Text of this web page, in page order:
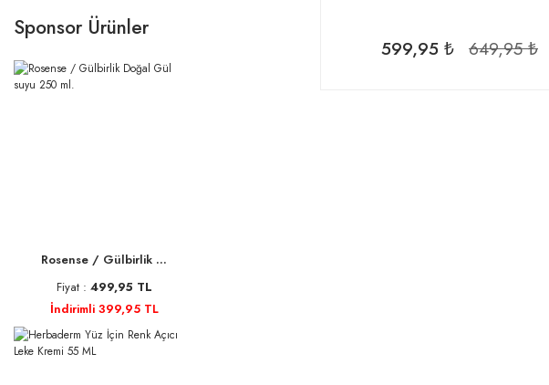
Sponsor Ürünler
Rosense / Gülbirlik ...
Fiyat : 499,95 TL
İndirimli 399,95 TL
599,95 ₺ 649,95 ₺